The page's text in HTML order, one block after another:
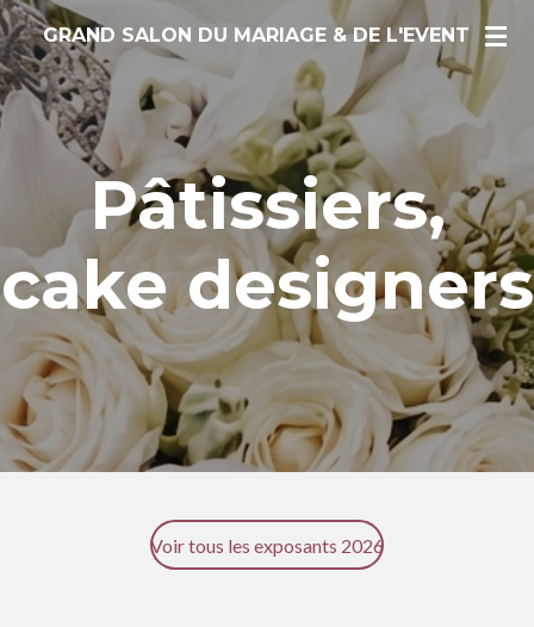
Passer
au
contenu
principal
GRAND SALON DU MARIAGE & DE L'EVENT
Pâtissiers,
cake designers
Voir tous les exposants 2026